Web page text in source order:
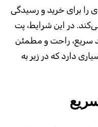
را برای خرید و رسیدگی
در این شرایط، پت
سریع، راحت و مطمئن
دارد که در زیر به